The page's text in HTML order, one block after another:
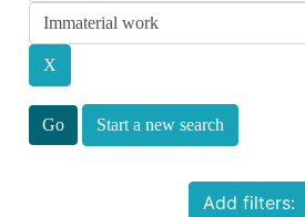
Start a new search
Add filters: